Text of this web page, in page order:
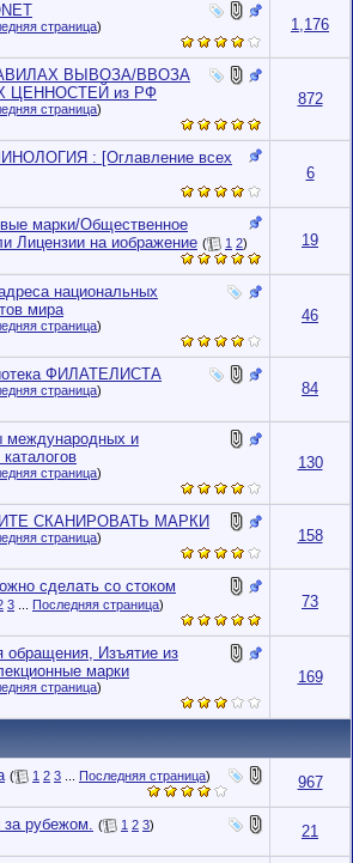
страница)
1,176
ВЫВОЗА/ВВОЗА
ЦЕННОСТЕЙ из РФ
страница)
872
: [Оглавление всех
6
марки/Общественное
Лицензии на иображение ( 1 2)
19
национальных
мира
страница)
46
ФИЛАТЕЛИСТА
страница)
84
международных и
страница)
130
СКАНИРОВАТЬ МАРКИ
страница)
158
сделать со стоком
3 Последняя страница)
73
обращения, Изъятие из
марки
страница)
169
( 1 2 3 Последняя страница)
967
за рубежом. ( 1 2 3)
21